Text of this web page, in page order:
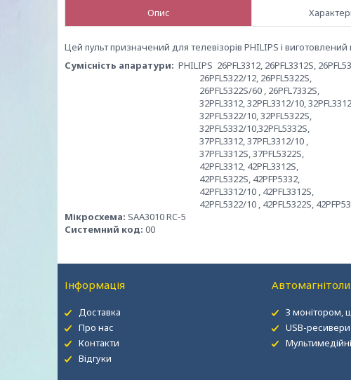
Опис
Цей пульт призначений для телевізорів PHILIPS і
Сумісність апаратури: PHILIPS 26PFL3312, 26PFL3312S,
26PFL5322/12, 26PFL5322S,
26PFL5322S/60 , 26PFL7332S,
32PFL3312, 32PFL3312/10,
32PFL5322/10, 32PFL5322S,
32PFL5332/10,32PFL5332S,
37PFL3312, 37PFL3312/10 ,
37PFL3312S, 37PFL5322S,
42PFL3312, 42PFL3312S,
42PFL5322S, 42PFP5332,
42PFL3312/10 , 42PFL3312S,
42PFL5322/10 , 42PFL5322S,
Мікросхема: SAA3010 RC-5
Системний код: 00
Інформація
Доставка
Про нас
Контакти
Відгуки
Автомагнітоли
З монітором,
USB-ресивери